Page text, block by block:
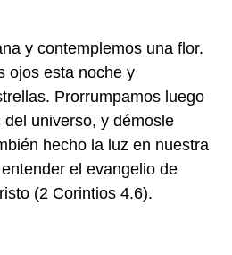
y contemplemos una flor.
ojos esta noche y
Prorrumpamos luego
universo, y démosle
hecho la luz en nuestra
el evangelio de
(2 Corintios 4.6).